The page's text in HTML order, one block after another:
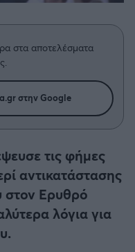
στα αποτελέσματα
στην Google
τις φήμες
αντικατάστασης
στον Ερυθρό
λόγια για